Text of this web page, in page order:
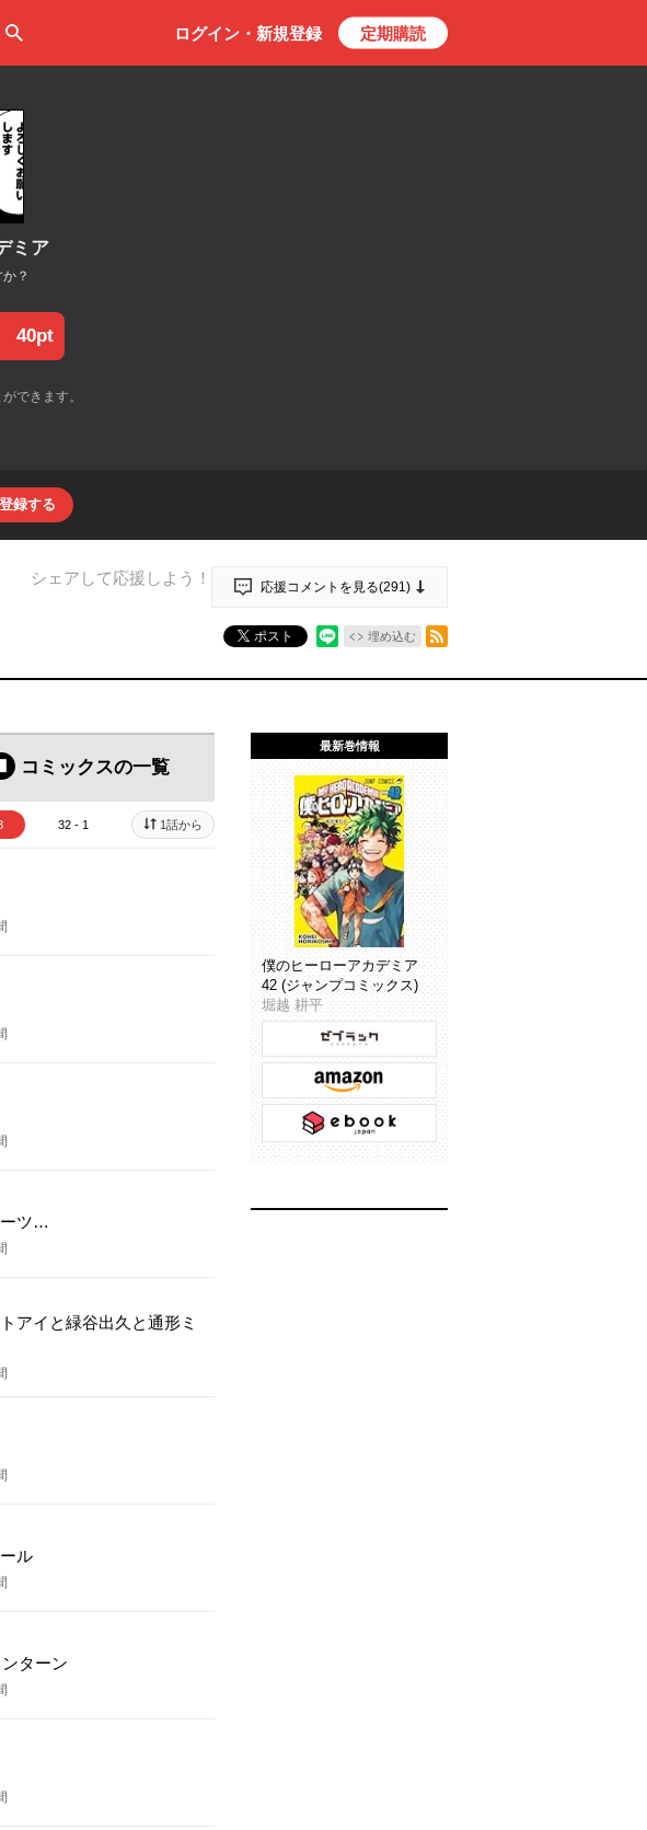
検索 ログイン・ 新規登録 定期購読
ミア
？
40pt
できます。
録する
シェアして応援しよう！ 応援コメントを見る(291)
ポスト 埋め込む
コミックスの一覧
32 - 1 1話から
ーツ…
アイと緑谷出久と通形ミ
ル
ターン
最新巻情報
僕のヒーローアカデミア
42 (ジャンプコミックス)
堀越 耕平